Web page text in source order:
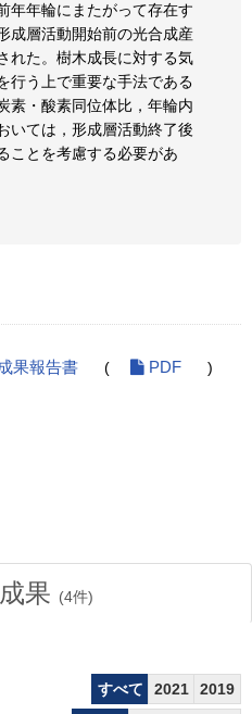
年年輪にまたがって存在す
成層活動開始前の光合成産
れた。樹木成長に対する気
行う上で重要な手法である
素・酸素同位体比，年輪内
いては，形成層活動終了後
ことを考慮する必要があ
果報告書 ( PDF )
果 (4件)
すべて 2021
2019